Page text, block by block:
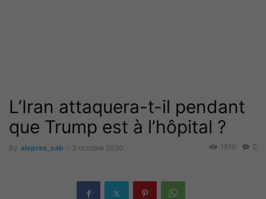
L’Iran attaquera-t-il pendant
que Trump est à l’hôpital ?
By alxprss_sab - 3 octobre 2020 0
1510